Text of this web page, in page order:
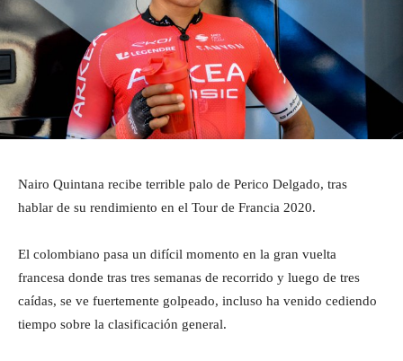
Nairo Quintana recibe terrible palo de Perico Delgado, tras
hablar de su rendimiento en el Tour de Francia 2020.
El colombiano pasa un difícil momento en la gran vuelta
francesa donde tras tres semanas de recorrido y luego de tres
caídas, se ve fuertemente golpeado, incluso ha venido cediendo
tiempo sobre la clasificación general.